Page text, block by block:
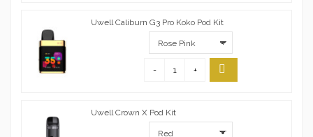
Uwell Caliburn G3 Pro Koko Pod Kit
- +
Uwell Crown X Pod Kit